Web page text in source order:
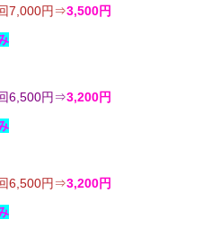
7,000円⇒3,500円
6,500円⇒3,200円
6,500円⇒3,200円